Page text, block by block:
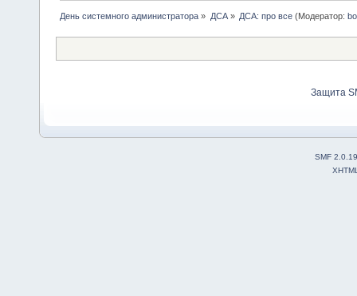
День системного администратора » ДСА» ДСА: про все(Модератор:
Защита
SMF 2.0.19